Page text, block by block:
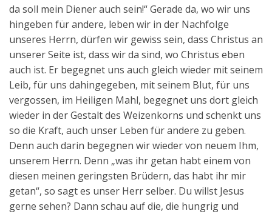
da soll mein Diener auch sein!“ Gerade da, wo wir uns
hingeben für andere, leben wir in der Nachfolge
unseres Herrn, dürfen wir gewiss sein, dass Christus an
unserer Seite ist, dass wir da sind, wo Christus eben
auch ist. Er begegnet uns auch gleich wieder mit seinem
Leib, für uns dahingegeben, mit seinem Blut, für uns
vergossen, im Heiligen Mahl, begegnet uns dort gleich
wieder in der Gestalt des Weizenkorns und schenkt uns
so die Kraft, auch unser Leben für andere zu geben.
Denn auch darin begegnen wir wieder von neuem Ihm,
unserem Herrn. Denn „was ihr getan habt einem von
diesen meinen geringsten Brüdern, das habt ihr mir
getan“, so sagt es unser Herr selber. Du willst Jesus
gerne sehen? Dann schau auf die, die hungrig und